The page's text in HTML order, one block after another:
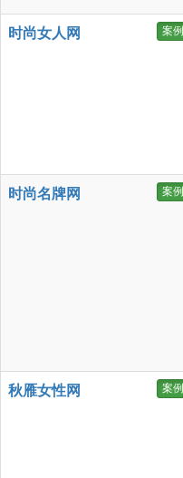
时尚女人网 案例
时尚名牌网 案例
秋雁女性网 案例